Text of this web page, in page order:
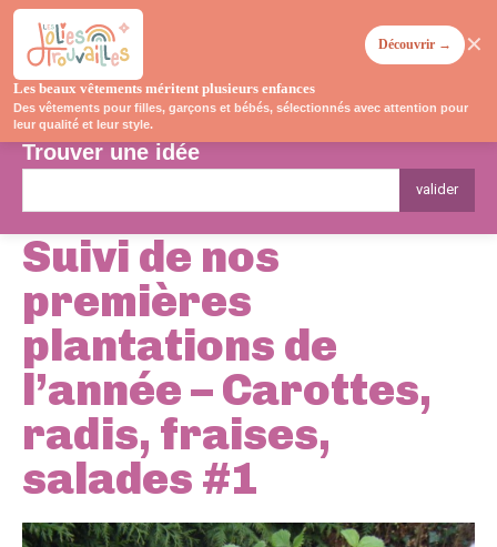
Trouver une idée
valider
Suivi de nos
premières
plantations de
l’année – Carottes,
radis, fraises,
salades #1
Les beaux vêtements méritent plusieurs enfances
Des vêtements pour filles, garçons et bébés, sélectionnés avec attention pour
leur qualité et leur style.
Découvrir → ✕